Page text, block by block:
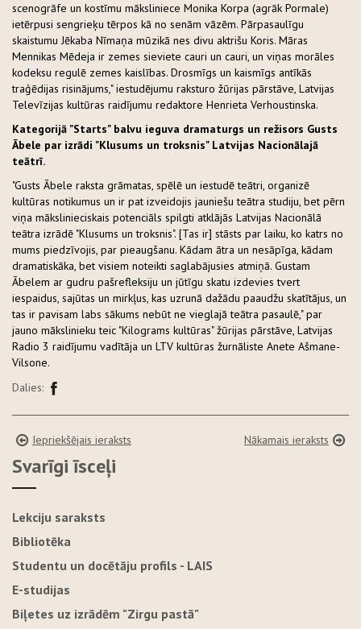
scenogrāfe un kostīmu māksliniece Monika Korpa (agrāk Pormale)
ietērpusi sengrieķu tērpos kā no senām vāzēm. Pārpasaulīgu
skaistumu Jēkaba Nīmaņa mūzikā nes divu aktrišu Koris. Māras
Mennikas Mēdeja ir zemes sieviete cauri un cauri, un viņas morāles
kodeksu regulē zemes kaislības. Drosmīgs un kaismīgs antīkās
traģēdijas risinājums," iestudējumu raksturo žūrijas pārstāve, Latvijas
Televīzijas kultūras raidījumu redaktore Henrieta Verhoustinska.
Kategorijā "Starts" balvu ieguva dramaturgs un režisors Gusts
Ābele par izrādi "Klusums un troksnis" Latvijas Nacionālajā
teātrī.
"Gusts Ābele raksta grāmatas, spēlē un iestudē teātri, organizē
kultūras notikumus un ir pat izveidojis jauniešu teātra studiju, bet pērn
viņa mākslinieciskais potenciāls spilgti atklājās Latvijas Nacionālā
teātra izrādē "Klusums un troksnis". [Tas ir] stāsts par laiku, ko katrs no
mums piedzīvojis, par pieaugšanu. Kādam ātra un nesāpīga, kādam
dramatiskāka, bet visiem noteikti saglabājusies atmiņā. Gustam
Ābelem ar gudru pašrefleksiju un jūtīgu skatu izdevies tvert
iespaidus, sajūtas un mirkļus, kas uzrunā dažādu paaudžu skatītājus, un
tas ir pavisam labs sākums nebūt ne vieglajā teātra pasaulē," par
jauno mākslinieku teic "Kilograms kultūras" žūrijas pārstāve, Latvijas
Radio 3 raidījumu vadītāja un LTV kultūras žurnāliste Anete Ašmane-
Vilsone.
Dalies:
Iepriekšējais ieraksts Nākamais ieraksts
Svarīgi īsceļi
Lekciju saraksts
Bibliotēka
Studentu un docētāju profils - LAIS
E-studijas
Biļetes uz izrādēm "Zirgu pastā"